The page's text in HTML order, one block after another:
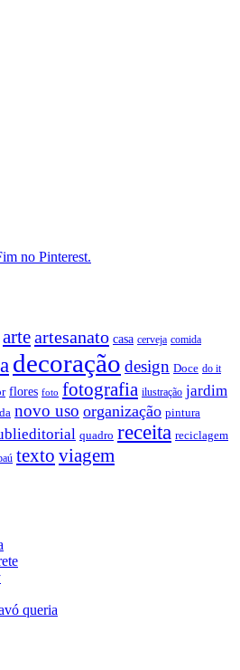
no Pinterest.
arteartesanato casa cerveja comida
decoração design Doce do it
flores foto fotografia ilustração jardim
novo uso organização pintura
quadro receita reciclagem
texto viagem